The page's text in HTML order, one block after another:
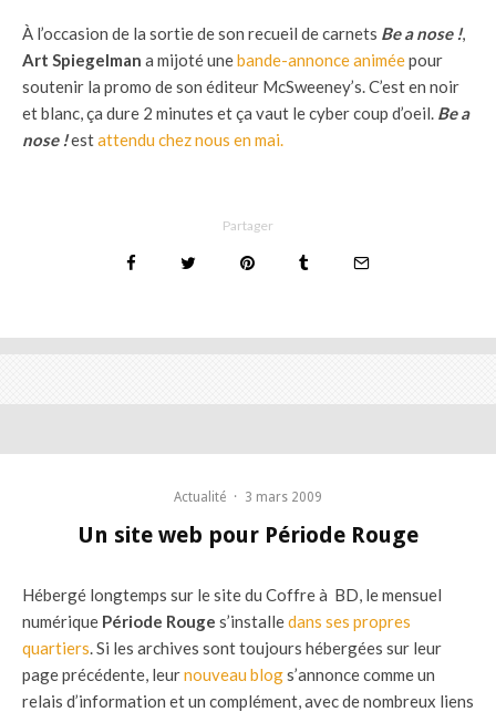
À l’occasion de la sortie de son recueil de carnets Be a nose !,
Art Spiegelman a mijoté unebande-annonce animéepour
soutenir la promo de son éditeur McSweeney’s. C’est en noir
et blanc, ça dure 2 minutes et ça vaut le cyber coup d’oeil. Be a
nose !estattendu chez nous en mai.
Partager
Actualité · 3 mars 2009
Un site web pour Période Rouge
Hébergé longtemps sur le site du Coffre à BD, le mensuel
numérique Période Rouge s’installedans ses propres
quartiers. Si les archives sont toujours hébergées sur leur
page précédente, leurnouveau blogs’annonce comme un
relais d’information et un complément, avec de nombreux liens